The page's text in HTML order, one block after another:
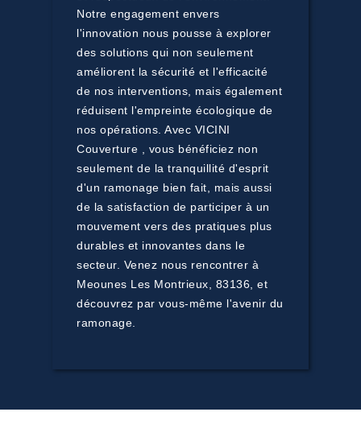
Notre engagement envers
l'innovation nous pousse à explorer
des solutions qui non seulement
améliorent la sécurité et l'efficacité
de nos interventions, mais également
réduisent l'empreinte écologique de
nos opérations. Avec VICINI
Couverture , vous bénéficiez non
seulement de la tranquillité d'esprit
d'un ramonage bien fait, mais aussi
de la satisfaction de participer à un
mouvement vers des pratiques plus
durables et innovantes dans le
secteur. Venez nous rencontrer à
Meounes Les Montrieux, 83136, et
découvrez par vous-même l'avenir du
ramonage.